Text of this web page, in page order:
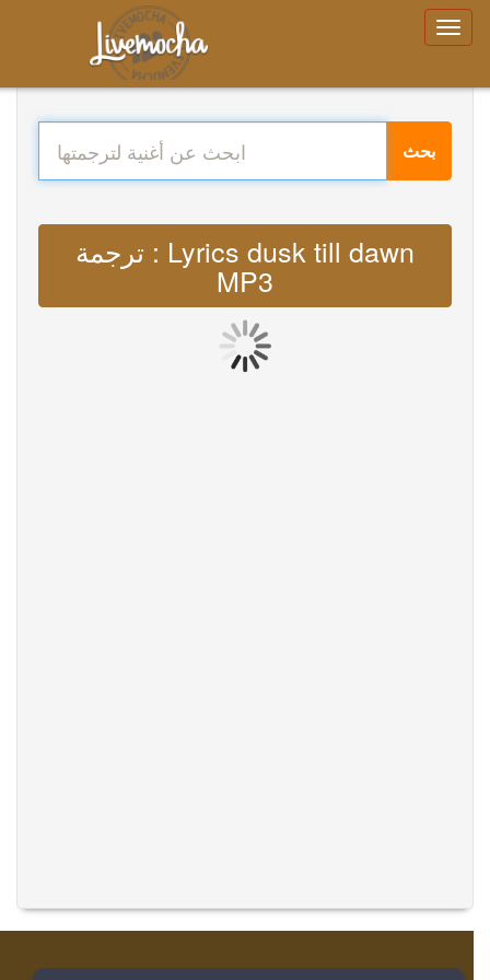
بحث
ترجمة : Lyrics dusk till dawn
MP3